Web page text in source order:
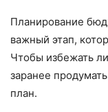
Планирование
важный этап,
Чтобы избежать
заранее
план.